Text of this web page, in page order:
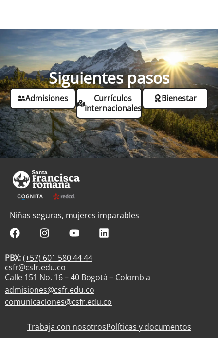
Siguientes pasos
Admisiones
Currículos
internacionales
Bienestar
Niñas seguras, mujeres imparables
PBX:(+57) 601 580 44 44
csfr@csfr.edu.co
Calle 151 No. 16 – 40 Bogotá – Colombia
admisiones@csfr.edu.co
comunicaciones@csfr.edu.co
Trabaja con nosotrosPolíticas y documentos